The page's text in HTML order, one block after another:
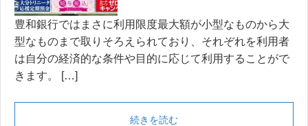
豊和銀行ではまさに利用限度最大額が小型なものから大
型なものまで取りそろえられており、それぞれを利用者
は自分の経済的な条件や目的に応じて利用することがで
きます。 […]
続きを読む